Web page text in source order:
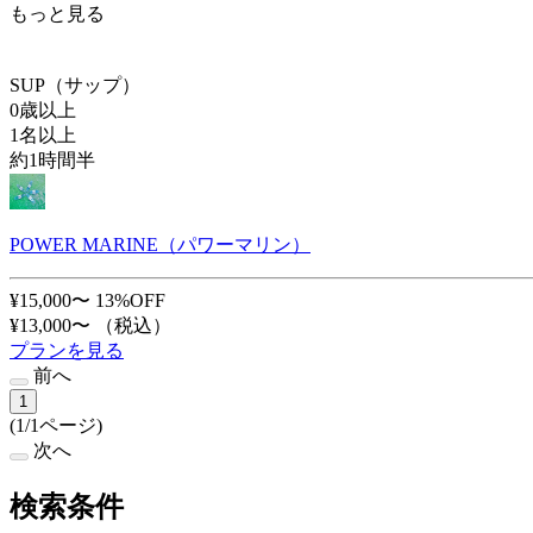
もっと見る
SUP（サップ）
0歳以上
1名以上
約1時間半
POWER MARINE（パワーマリン）
¥15,000〜 13%OFF
¥13,000〜
（税込）
プランを見る
前へ
1
(1/1ページ)
次へ
検索条件